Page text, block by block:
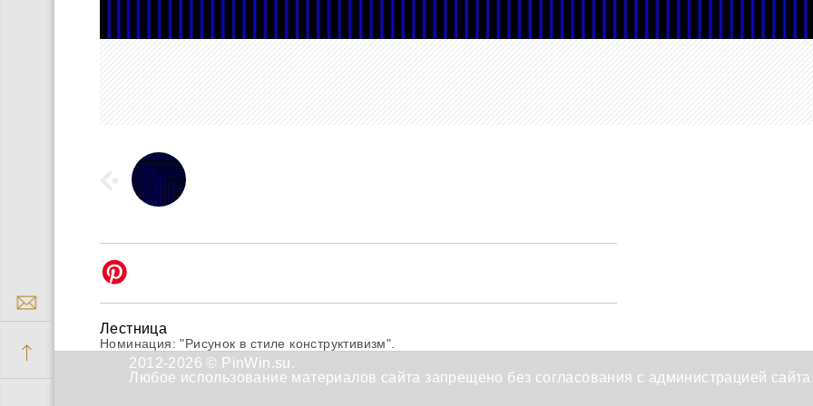
Лестница
Номинация: "Рисунок в стиле конструктивизм".
2012-2026 © PinWin.su.
Любое использование материалов сайта запрещено без согласования с администрацией